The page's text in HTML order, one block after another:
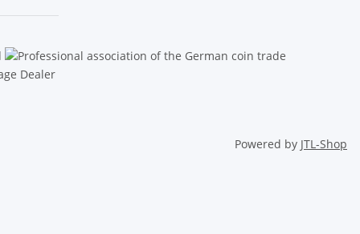
Powered by JTL-Shop